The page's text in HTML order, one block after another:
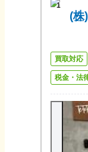
1
(株
買取対応
税金・法